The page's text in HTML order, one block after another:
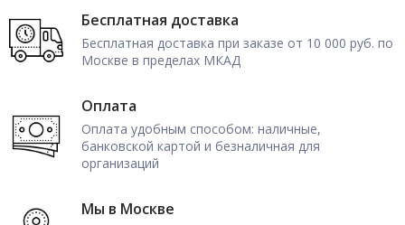
Бесплатная доставка
Бесплатная доставка при заказе от 10 000 руб. по
Москве в пределах МКАД
Оплата
Оплата удобным способом: наличные,
банковской картой и безналичная для
организаций
Мы в Москве